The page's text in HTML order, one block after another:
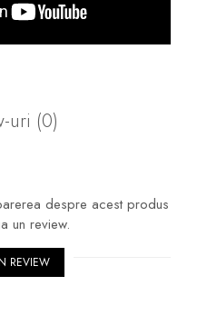
uri (0)
despre acest produs
un review.
REVIEW